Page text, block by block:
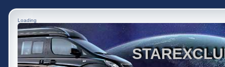
Loading